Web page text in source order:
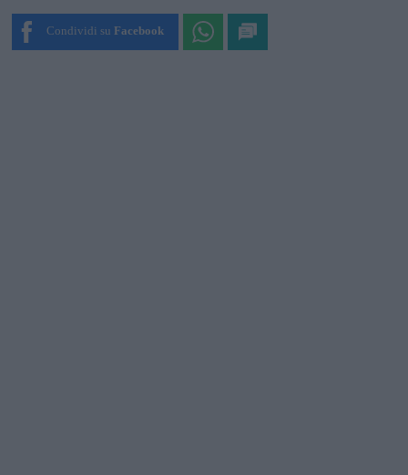
Condividi su Facebook